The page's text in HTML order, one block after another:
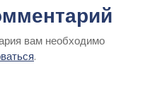
вам необходимо
.